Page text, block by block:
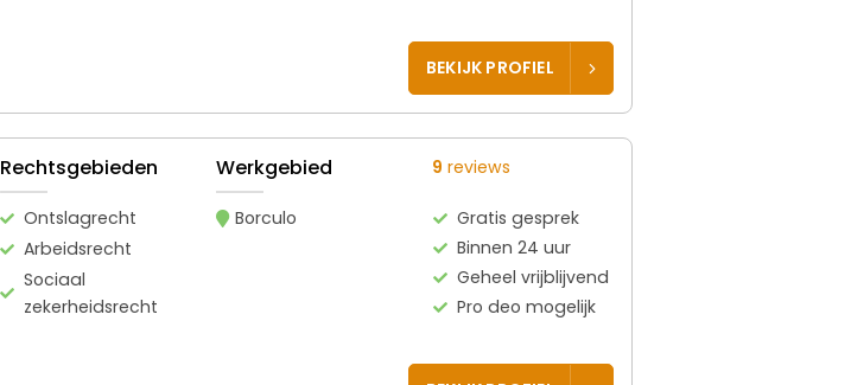
BEKIJK PROFIEL
Rechtsgebieden
Ontslagrecht
Arbeidsrecht
Sociaal
zekerheidsrecht
Werkgebied
Borculo
9 reviews
Gratis gesprek
Binnen 24 uur
Geheel vrijblijvend
Pro deo mogelijk